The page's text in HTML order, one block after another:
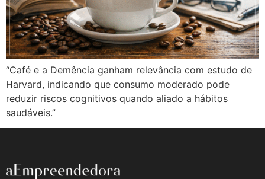
“Café e a Demência ganham relevância com estudo de
Harvard, indicando que consumo moderado pode
reduzir riscos cognitivos quando aliado a hábitos
saudáveis.”